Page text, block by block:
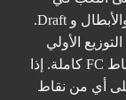
الأولي
لنقاط FC قبل 15 يونيو 2026 لاستلام 6000 نقاط FC كاملة. إذا
فلن تحصل على أي من نقاط